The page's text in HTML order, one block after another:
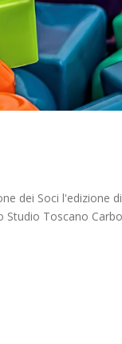
dei Soci l'edizione
Toscano